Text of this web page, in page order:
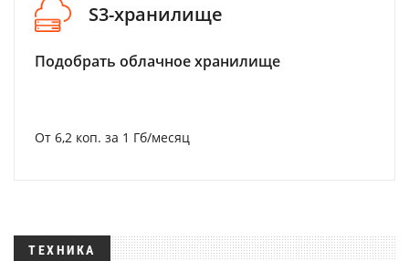
S3-хранилище
Подобрать облачное хранилище
От 6,2 коп. за 1 Гб/месяц
ТЕХНИКА